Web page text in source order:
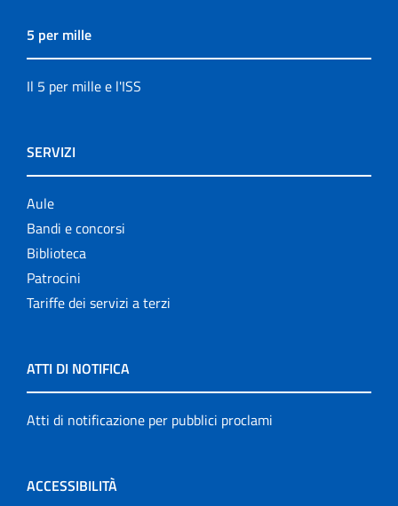
5 per mille
Il 5 per mille e l'ISS
SERVIZI
Aule
Bandi e concorsi
Biblioteca
Patrocini
Tariffe dei servizi a terzi
ATTI DI NOTIFICA
Atti di notificazione per pubblici proclami
ACCESSIBILITÀ